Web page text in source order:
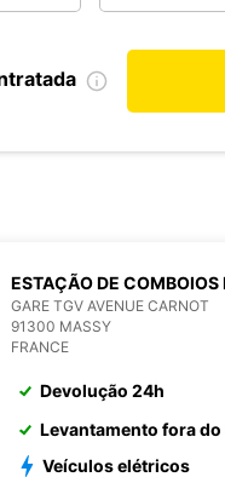
ESTAÇÃO DE COMBOIOS
GARE TGV AVENUE CARNOT
91300 MASSY
FRANCE
Devolução 24h
Levantamento fora
Veículos elétricos